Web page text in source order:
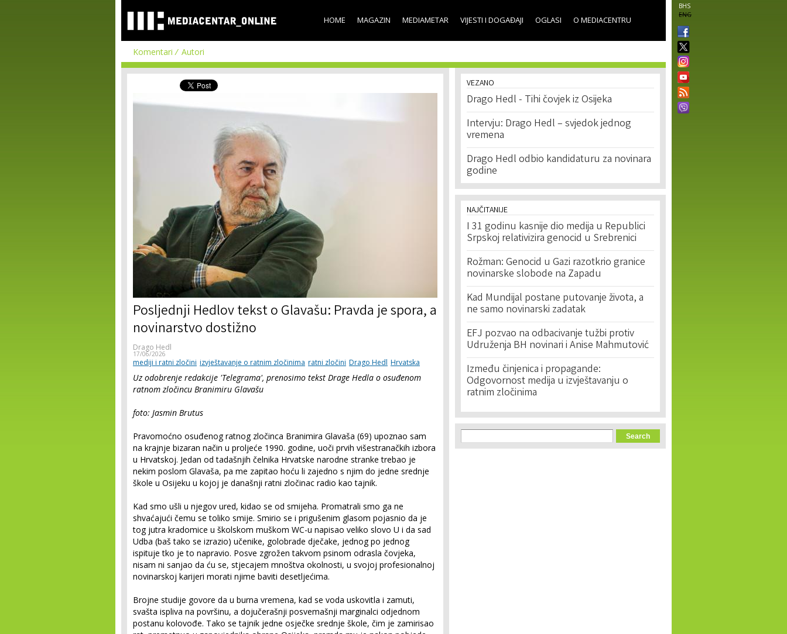
main
content
BHS
ENG
HOME MAGAZIN MEDIAMETAR VIJESTI I DOGAĐAJI OGLASI O MEDIACENTRU
Komentari Autori
Posljednji Hedlov tekst o Glavašu: Pravda je spora, a
novinarstvo dostižno
Drago Hedl
17/06/2026
mediji i ratni zločini izvještavanje o ratnim zločinima ratni zločini Drago Hedl Hrvatska
Uz odobrenje redakcije 'Telegrama', prenosimo tekst Drage Hedla o osuđenom
ratnom zločincu Branimiru Glavašu
foto: Jasmin Brutus
Pravomoćno osuđenog ratnog zločinca Branimira Glavaša (69) upoznao sam
na krajnje bizaran način u proljeće 1990. godine, uoči prvih višestranačkih izbora
u Hrvatskoj. Jedan od tadašnjih čelnika Hrvatske narodne stranke trebao je
nekim poslom Glavaša, pa me zapitao hoću li zajedno s njim do jedne srednje
škole u Osijeku u kojoj je današnji ratni zločinac radio kao tajnik.
Kad smo ušli u njegov ured, kidao se od smijeha. Promatrali smo ga ne
shvaćajući čemu se toliko smije. Smirio se i prigušenim glasom pojasnio da je
tog jutra kradomice u školskom muškom WC-u napisao veliko slovo U i da sad
Udba (baš tako se izrazio) učenike, golobrade dječake, jednog po jednog
ispituje tko je to napravio. Posve zgrožen takvom psinom odrasla čovjeka,
nisam ni sanjao da ću se, stjecajem mnoštva okolnosti, u svojoj profesionalnoj
novinarskoj karijeri morati njime baviti desetljećima.
Brojne studije govore da u burna vremena, kad se voda uskovitla i zamuti,
svašta ispliva na površinu, a dojučerašnji posvemašnji marginalci odjednom
postanu kolovođe. Tako se tajnik jedne osječke srednje škole, čim je zamirisao
VEZANO
Drago Hedl - Tihi čovjek iz Osijeka
Intervju: Drago Hedl – svjedok jednog
vremena
Drago Hedl odbio kandidaturu za novinara
godine
NAJČITANIJE
I 31 godinu kasnije dio medija u Republici
Srpskoj relativizira genocid u Srebrenici
Rožman: Genocid u Gazi razotkrio granice
novinarske slobode na Zapadu
Kad Mundijal postane putovanje života, a
ne samo novinarski zadatak
EFJ pozvao na odbacivanje tužbi protiv
Udruženja BH novinari i Anise Mahmutović
Između činjenica i propagande:
Odgovornost medija u izvještavanju o
ratnim zločinima
Search form
Search